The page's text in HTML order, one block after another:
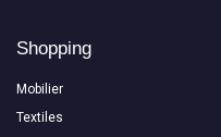
Shopping
Mobilier
Textiles